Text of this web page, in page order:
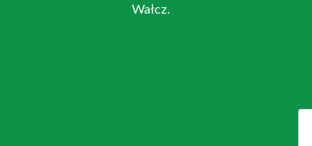
Wałcz.